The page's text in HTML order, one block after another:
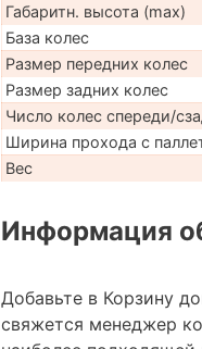
Габаритн. высота (max)
База колес
Размер передних колес
Размер задних колес
Число колес спереди/
Ширина прохода с
Вес
Информация
Добавьте в Корзину
свяжется менеджер